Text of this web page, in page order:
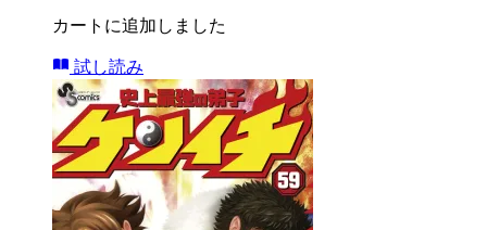
カートに追加しました
試し読み